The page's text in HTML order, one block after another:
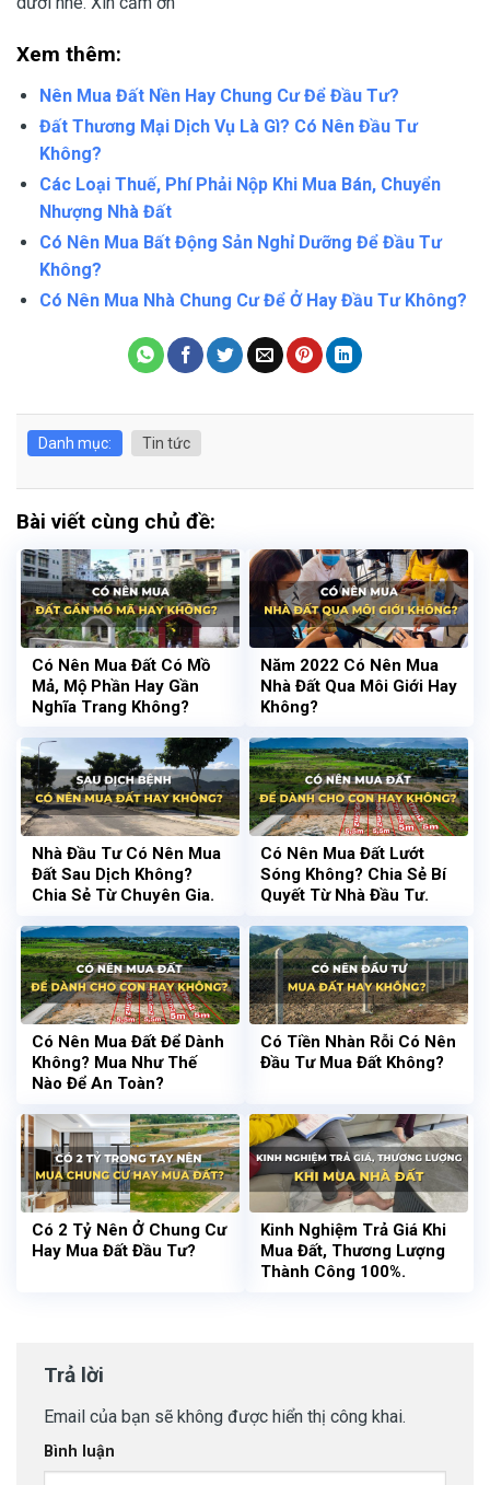
Xem thêm:
Nên Mua Đất Nền Hay Chung Cư Để Đầu Tư?
Đất Thương Mại Dịch Vụ Là Gì? Có Nên Đầu Tư
Không?
Các Loại Thuế, Phí Phải Nộp Khi Mua Bán, Chuyển
Nhượng Nhà Đất
Có Nên Mua Bất Động Sản Nghỉ Dưỡng Để Đầu Tư
Không?
Có Nên Mua Nhà Chung Cư Để Ở Hay Đầu Tư Không?
Danh mục: Tin tức
Bài viết cùng chủ đề:
Có Nên Mua Đất Có Mồ
Mả, Mộ Phần Hay Gần
Nghĩa Trang Không?
Năm 2022 Có Nên Mua
Nhà Đất Qua Môi Giới Hay
Không?
Nhà Đầu Tư Có Nên Mua
Đất Sau Dịch Không?
Chia Sẻ Từ Chuyên Gia.
Có Nên Mua Đất Lướt
Sóng Không? Chia Sẻ Bí
Quyết Từ Nhà Đầu Tư.
Có Nên Mua Đất Để Dành
Không? Mua Như Thế
Nào Để An Toàn?
Có Tiền Nhàn Rỗi Có Nên
Đầu Tư Mua Đất Không?
Có 2 Tỷ Nên Ở Chung Cư
Hay Mua Đất Đầu Tư?
Kinh Nghiệm Trả Giá Khi
Mua Đất, Thương Lượng
Thành Công 100%.
Trả lời
Email của bạn sẽ không được hiển thị công khai.
Bình luận